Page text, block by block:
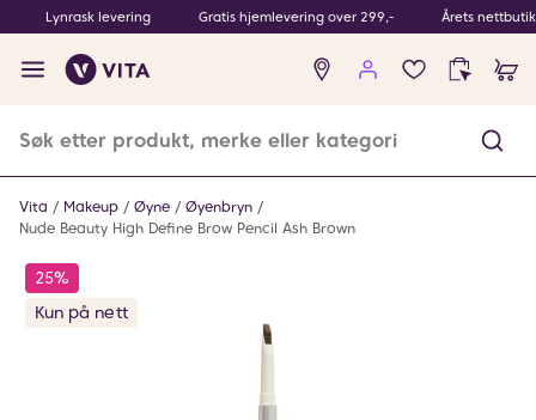
Lynrask levering Gratis hjemlevering over 299,- Årets
Ingen
produkter
Vita Makeup Øyne
Øyenbryn
Nude Beauty High Define Brow Pencil Ash Brown
25%
Kun på nett